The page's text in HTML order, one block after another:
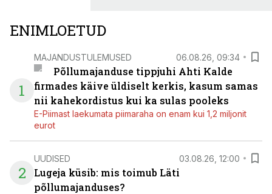
ENIMLOETUD
1
MAJANDUSTULEMUSED 06.08.26, 09:34
Põllumajanduse tippjuhi Ahti Kalde
firmades käive üldiselt kerkis, kasum samas
nii kahekordistus kui ka sulas pooleks
E-Piimast laekumata piimaraha on enam kui 1,2 miljonit
eurot
2
UUDISED 03.08.26, 12:00
Lugeja küsib: mis toimub Läti
põllumajanduses?